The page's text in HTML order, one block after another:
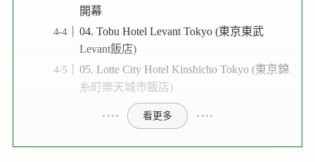
開幕
04. Tobu Hotel Levant Tokyo (東京東武
Levant飯店)
05. Lotte City Hotel Kinshicho Tokyo (東京錦
糸町樂天城市飯店)
看更多